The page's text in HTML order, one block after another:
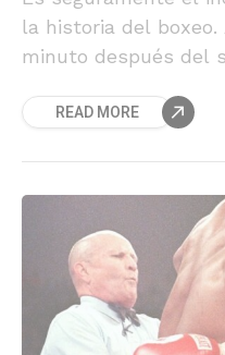
la historia del boxeo. Aproximadamente un
minuto después del
Holyfield en la arena
Con ambos
READ MORE